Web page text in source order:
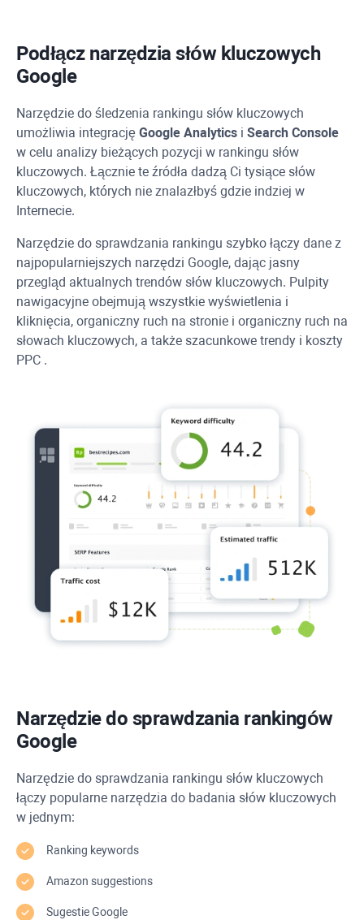
Podłącz narzędzia słów kluczowych
Google
Narzędzie do śledzenia rankingu słów kluczowych
umożliwia integrację Google Analytics i Search Console
w celu analizy bieżących pozycji w rankingu słów
kluczowych. Łącznie te źródła dadzą Ci tysiące słów
kluczowych, których nie znalazłbyś gdzie indziej w
Internecie.
Narzędzie do sprawdzania rankingu szybko łączy dane z
najpopularniejszych narzędzi Google, dając jasny
przegląd aktualnych trendów słów kluczowych. Pulpity
nawigacyjne obejmują wszystkie wyświetlenia i
kliknięcia, organiczny ruch na stronie i organiczny ruch na
słowach kluczowych, a także szacunkowe trendy i koszty
PPC .
Narzędzie do sprawdzania rankingów
Google
Narzędzie do sprawdzania rankingu słów kluczowych
łączy popularne narzędzia do badania słów kluczowych
w jednym:
Ranking keywords
Amazon suggestions
Sugestie Google